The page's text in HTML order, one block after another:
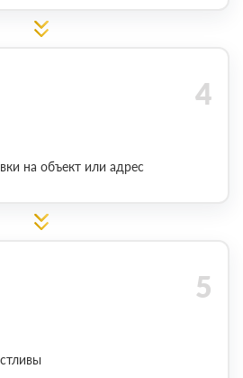
на объект или адрес